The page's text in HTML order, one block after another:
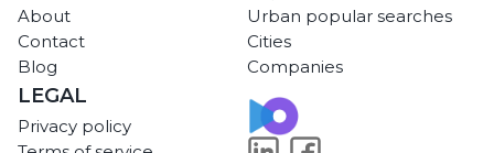
About
Contact
Blog
Urban popular searches
Cities
Companies
LEGAL
Privacy policy